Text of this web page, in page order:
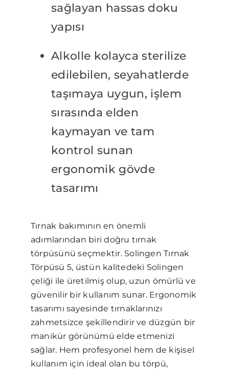
sağlayan hassas doku
yapısı
Alkolle kolayca sterilize
edilebilen, seyahatlerde
taşımaya uygun, işlem
sırasında elden
kaymayan ve tam
kontrol sunan
ergonomik gövde
tasarımı
Tırnak bakımının en önemli
adımlarından biri doğru tırnak
törpüsünü seçmektir. Solingen Tırnak
Törpüsü 5, üstün kalitedeki Solingen
çeliği ile üretilmiş olup, uzun ömürlü ve
güvenilir bir kullanım sunar. Ergonomik
tasarımı sayesinde tırnaklarınızı
zahmetsizce şekillendirir ve düzgün bir
manikür görünümü elde etmenizi
sağlar. Hem profesyonel hem de kişisel
kullanım için ideal olan bu törpü,